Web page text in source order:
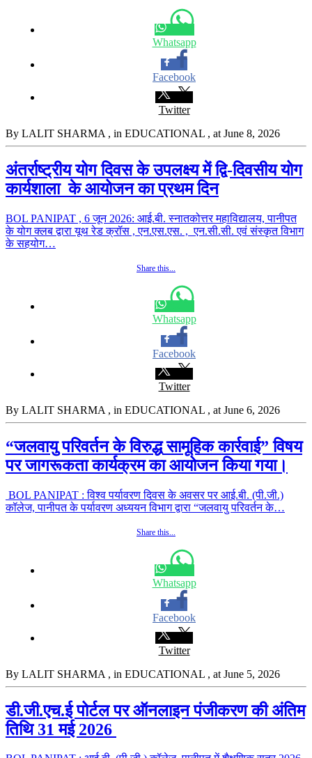
Whatsapp
Facebook
Twitter
By LALIT SHARMA , in EDUCATIONAL , at June 8, 2026
अंतर्राष्ट्रीय योग दिवस के उपलक्ष्य में द्वि-दिवसीय योग
कार्यशाला के आयोजन का प्रथम दिन
BOL PANIPAT , 6 जून 2026: आई.बी. स्नातकोत्तर महाविद्यालय, पानीपत
के योग क्लब द्वारा यूथ रेड क्रॉस , एन.एस.एस. , एन.सी.सी. एवं संस्कृत विभाग
के सहयोग…
Share this...
Whatsapp
Facebook
Twitter
By LALIT SHARMA , in EDUCATIONAL , at June 6, 2026
“जलवायु परिवर्तन के विरुद्ध सामूहिक कार्रवाई” विषय
पर जागरूकता कार्यक्रम का आयोजन किया गया।
BOL PANIPAT : विश्व पर्यावरण दिवस के अवसर पर आई.बी. (पी.जी.)
कॉलेज, पानीपत के पर्यावरण अध्ययन विभाग द्वारा “जलवायु परिवर्तन के…
Share this...
Whatsapp
Facebook
Twitter
By LALIT SHARMA , in EDUCATIONAL , at June 5, 2026
डी.जी.एच.ई पोर्टल पर ऑनलाइन पंजीकरण की अंतिम
तिथि 31 मई 2026